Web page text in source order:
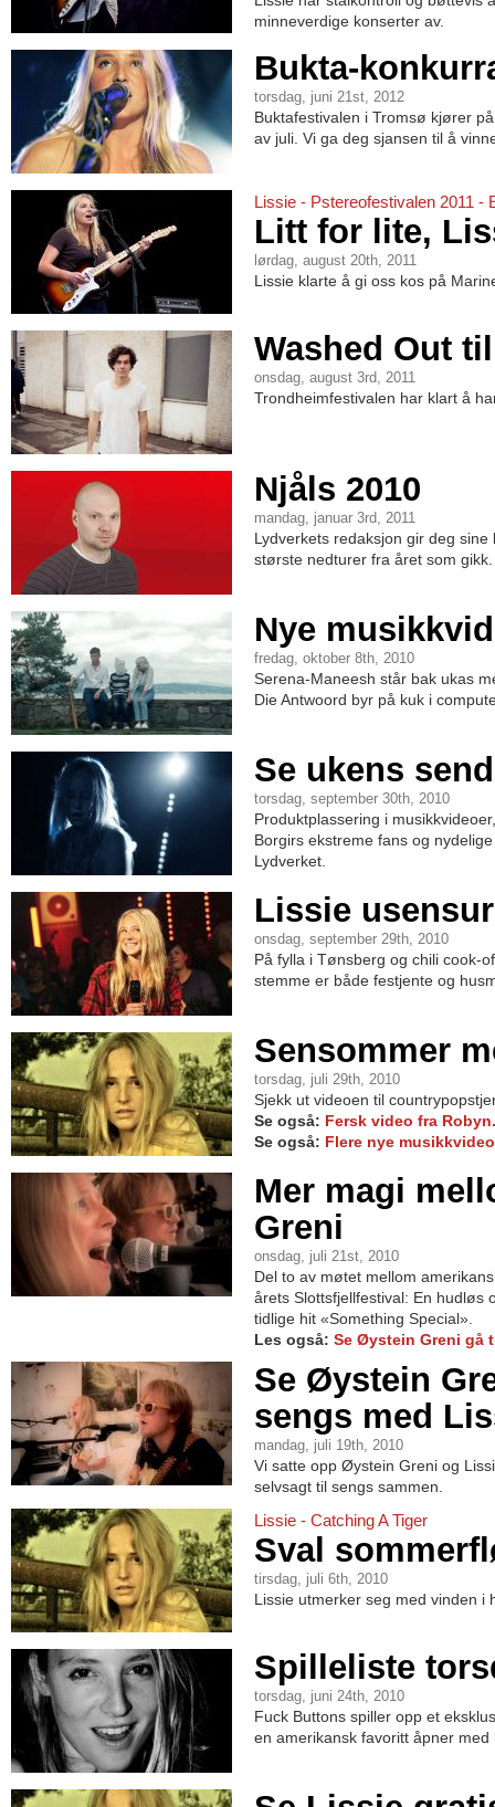
minneverdige konserter av.
Bukta-
torsdag, juni 21st, 2012
Buktafestivalen i Tromsø kjører
av juli. Vi ga deg sjansen til å
Lissie - Pstereofestivalen 2011 -
Litt for lite,
lørdag, august 20th, 2011
Lissie klarte å gi oss kos på
Washed Out
onsdag, august 3rd, 2011
Trondheimfestivalen har klart å
Njåls 2010
mandag, januar 3rd, 2011
Lydverkets redaksjon gir deg
største nedturer fra året som
Nye
fredag, oktober 8th, 2010
Serena-Maneesh står bak ukas
Die Antwoord byr på kuk i
Se ukens
torsdag, september 30th, 2010
Produktplassering i
Borgirs ekstreme fans og
Lydverket.
Lissie
onsdag, september 29th, 2010
På fylla i Tønsberg og chili cook-
stemme er både festjente og
Sensommer
torsdag, juli 29th, 2010
Sjekk ut videoen til
Se også: Fersk video fra Robyn.
Se også: Flere nye
Mer magi
Greni
onsdag, juli 21st, 2010
Del to av møtet mellom
årets Slottsfjellfestival: En hudløs
tidlige hit «Something Special».
Les også: Se Øystein Greni gå
Se Øystein
sengs med
mandag, juli 19th, 2010
Vi satte opp Øystein Greni og
selvsagt til sengs sammen.
Lissie - Catching A Tiger
Sval
tirsdag, juli 6th, 2010
Lissie utmerker seg med vinden i
Spilleliste
torsdag, juni 24th, 2010
Fuck Buttons spiller opp et
en amerikansk favoritt åpner